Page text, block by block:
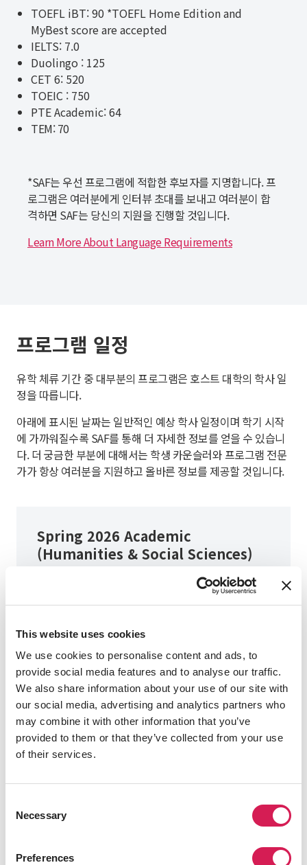
This website uses cookies
We use cookies to personalise content and ads, to
provide social media features and to analyse our traffic.
We also share information about your use of our site with
our social media, advertising and analytics partners who
may combine it with other information that you’ve
provided to them or that they’ve collected from your use
of their services.
Selection
Necessary
Preferences
TOEFL iBT: 90 *TOEFL Home Edition and
MyBest score are accepted
IELTS: 7.0
Duolingo : 125
CET 6: 520
TOEIC : 750
PTE Academic: 64
TEM: 70
*SAF는 우선 프로그램에 적합한 후보자를 지명합니다. 프
로그램은 여러분에게 인터뷰 초대를 보내고 여러분이 합
격하면 SAF는 당신의 지원을 진행할 것입니다.
Learn More About Language Requirements
프로그램 일정
유학 체류 기간 중 대부분의 프로그램은 호스트 대학의 학사 일
정을 따릅니다.
아래에 표시된 날짜는 일반적인 예상 학사 일정이며 학기 시작
에 가까워질수록 SAF를 통해 더 자세한 정보를 얻을 수 있습니
다. 더 궁금한 부분에 대해서는 학생 카운슬러와 프로그램 전문
가가 항상 여러분을 지원하고 올바른 정보를 제공할 것입니다.
Spring 2026 Academic
(Humanities & Social Sciences)
Application Deadline:
Fees Starting From:
$24,305
Learn more about program fees
Application Closed
(Humanities & Social Sciences) +